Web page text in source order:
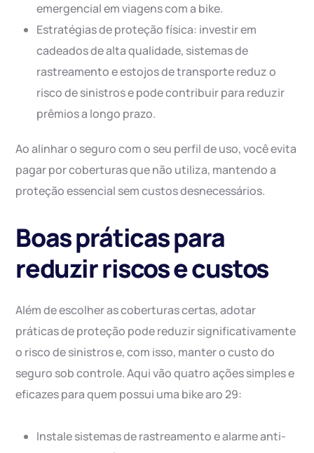
emergencial em viagens com a bike.
Estratégias de proteção física: investir em
cadeados de alta qualidade, sistemas de
rastreamento e estojos de transporte reduz o
risco de sinistros e pode contribuir para reduzir
prêmios a longo prazo.
Ao alinhar o seguro com o seu perfil de uso, você evita
pagar por coberturas que não utiliza, mantendo a
proteção essencial sem custos desnecessários.
Boas práticas para
reduzir riscos e custos
Além de escolher as coberturas certas, adotar
práticas de proteção pode reduzir significativamente
o risco de sinistros e, com isso, manter o custo do
seguro sob controle. Aqui vão quatro ações simples e
eficazes para quem possui uma bike aro 29:
Instale sistemas de rastreamento e alarme anti-